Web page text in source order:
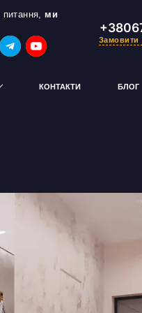
питання, ми
Замовити
знижку
КОНТАКТИ БЛОГ